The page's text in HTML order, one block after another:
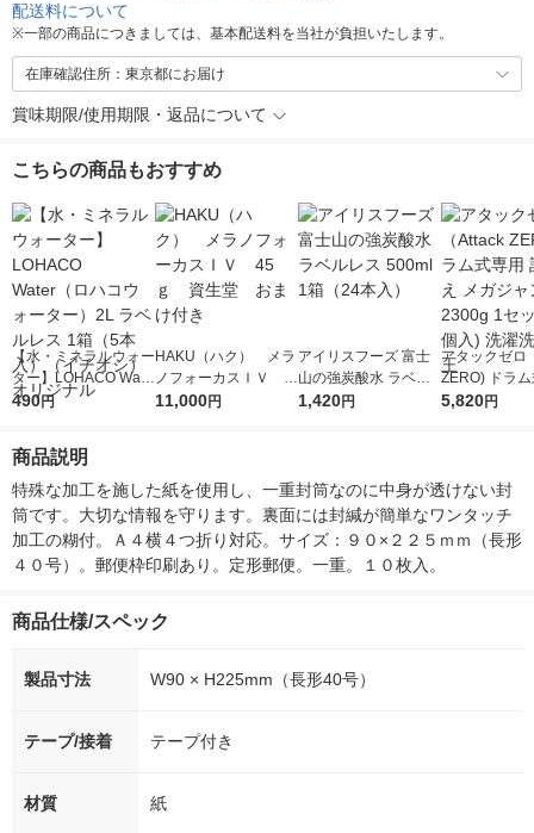
配送料について
※一部の商品につきましては、基本配送料を当社が負担いたします。
在庫確認住所：東京都にお届け
賞味期限/使用期限・返品について
こちらの商品もおすすめ
【水・ミネラルウォー
ター】LOHACO Wate
r（ロハコウォータ
シ） オリジナル
490円
HAKU（ハク） メラ
ノフォーカスＩＶ 4
5ｇ 資生堂 おまけ
11,000円
アイリスフーズ 富士
山の強炭酸水 ラベル
レス 500ml 1箱（24
1,420円
アタックゼロ
ZERO) ドラ
詰め替え メガ
5,820円
商品説明
特殊な加工を施した紙を使用し、一重封筒なのに中身が透けない封
筒です。大切な情報を守ります。裏面には封緘が簡単なワンタッチ
加工の糊付。Ａ４横４つ折り対応。サイズ：９０×２２５ｍｍ（長形
４０号）。郵便枠印刷あり。定形郵便。一重。１０枚入。
商品仕様/スペック
製品寸法 W90 × H225mm（長形40号）
テープ/接着 テープ付き
材質 紙